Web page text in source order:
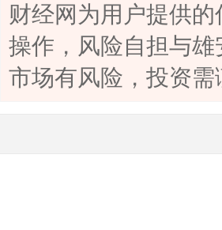
财经网为用户提供
操作，风险自担与
市场有风险，投资需